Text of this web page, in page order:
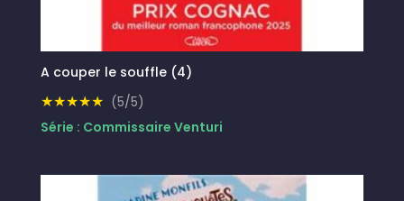
A couper le souffle (4)
★★★★★ (5/5)
Série : Commissaire Venturi